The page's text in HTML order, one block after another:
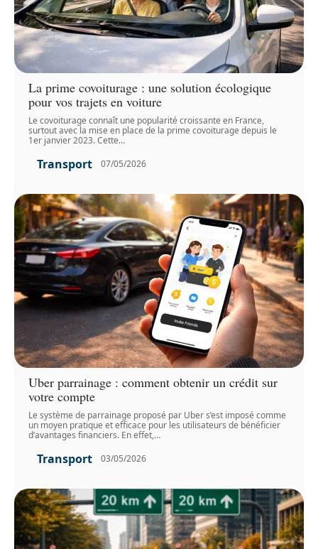
La prime covoiturage : une solution écologique
pour vos trajets en voiture
Le covoiturage connaît une popularité croissante en France,
surtout avec la mise en place de la prime covoiturage depuis le
1er janvier 2023. Cette…
Transport 07/05/2026
Uber parrainage : comment obtenir un crédit sur
votre compte
Le système de parrainage proposé par Uber s’est imposé comme
un moyen pratique et efficace pour les utilisateurs de bénéficier
d’avantages financiers. En effet,…
Transport 03/05/2026